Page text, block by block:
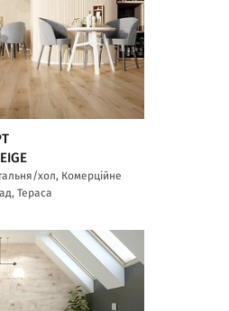
хол, Комерційне
Тераса